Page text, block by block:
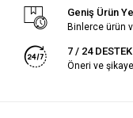
Geniş Ürün
Binlerce ürün
7 / 24 DESTEK
Öneri ve